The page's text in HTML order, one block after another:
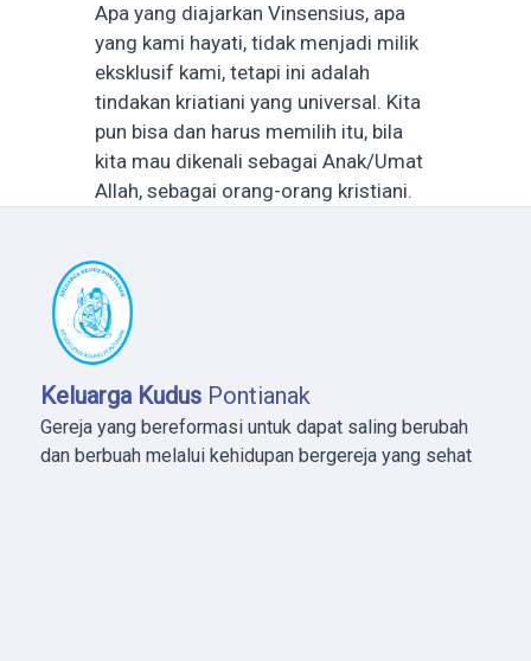
Apa yang diajarkan Vinsensius, apa
yang kami hayati, tidak menjadi milik
eksklusif kami, tetapi ini adalah
tindakan kriatiani yang universal. Kita
pun bisa dan harus memilih itu, bila
kita mau dikenali sebagai Anak/Umat
Allah, sebagai orang-orang kristiani.
Keluarga Kudus Pontianak
Gereja yang bereformasi untuk dapat saling berubah
dan berbuah melalui kehidupan bergereja yang sehat